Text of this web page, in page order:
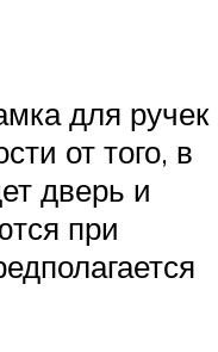
для ручек
от того, в
дверь и
при